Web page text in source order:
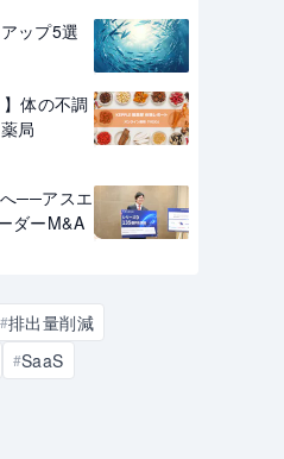
ップ5選
体の不調
局
──アスエ
ダーM&A
#排出量削減
#SaaS